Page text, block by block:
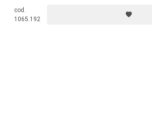
articolata e minuziosa, oltre a una serie di
difficilmente possono essere padroneggiate da
cod.
1065.192